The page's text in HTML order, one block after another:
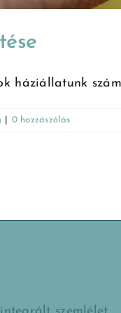
háziállatunk
0 hozzászólás